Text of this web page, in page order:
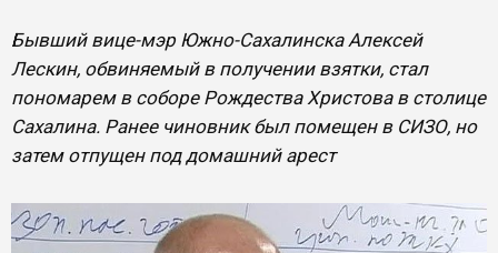
Бывший вице-мэр Южно-Сахалинска Алексей
Лескин, обвиняемый в получении взятки, стал
пономарем в соборе Рождества Христова в столице
Сахалина. Ранее чиновник был помещен в СИЗО, но
затем отпущен под домашний арест